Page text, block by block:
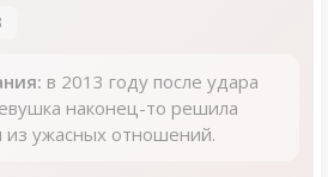
в 2013 году после удара
наконец-то решила
из ужасных отношений.